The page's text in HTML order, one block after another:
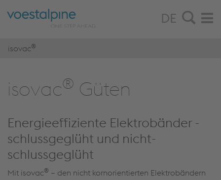
DE
isovac®
iso­vac® Güten
Energieeffiziente Elektrobänder -
schlussgeglüht und nicht-
schlussgeglüht
Mit isovac® – den nicht kornorientierten Elektrobändern